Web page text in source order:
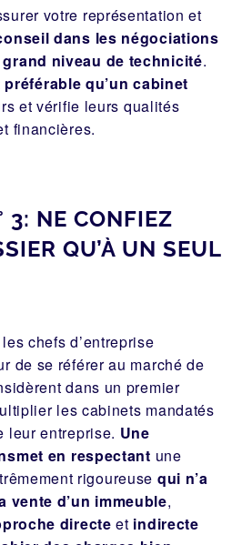
votre représentation et
dans les négociations
grand niveau de technicité.
qu’un cabinet
et vérifie leurs qualités
financières.
3: NE CONFIEZ
QU’À UN SEUL
chefs d’entreprise
de se référer au marché de
dans un premier
les cabinets mandatés
leur entreprise. Une
en respectant une
rigoureuse qui n’a
vente d’un immeuble,
directe et indirecte